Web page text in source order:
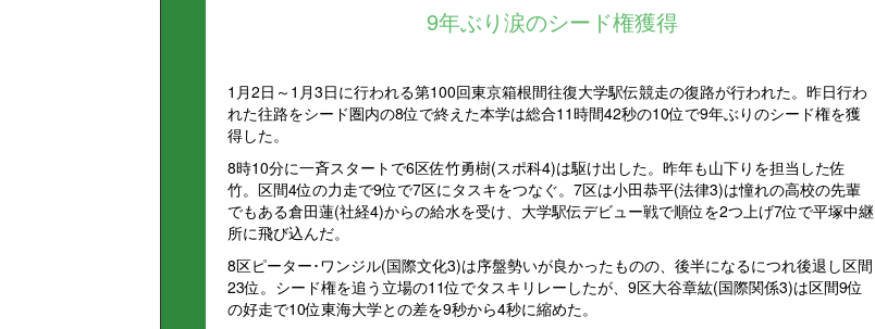
9年ぶり涙のシード権獲得
1月2日～1月3日に行われる第100回東京箱根間往復大学駅伝競走の復路が行われた。昨日行わ
れた往路をシード圏内の8位で終えた本学は総合11時間42秒の10位で9年ぶりのシード権を獲
得した。
8時10分に一斉スタートで6区佐竹勇樹(スポ科4)は駆け出した。昨年も山下りを担当した佐
竹。区間4位の力走で9位で7区にタスキをつなぐ。7区は小田恭平(法律3)は憧れの高校の先輩
でもある倉田蓮(社経4)からの給水を受け、大学駅伝デビュー戦で順位を2つ上げ7位で平塚中継
所に飛び込んだ。
8区ピーター･ワンジル(国際文化3)は序盤勢いが良かったものの、後半になるにつれ後退し区間
23位。シード権を追う立場の11位でタスキリレーしたが、9区大谷章紘(国際関係3)は区間9位
の好走で10位東海大学との差を9秒から4秒に縮めた。